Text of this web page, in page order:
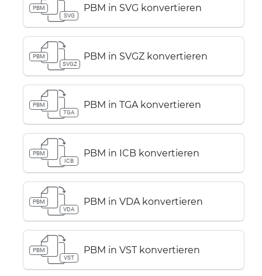
PBM
SVG
PBM in SVG konvertieren
PBM
SVGZ
PBM in SVGZ konvertieren
PBM
TGA
PBM in TGA konvertieren
PBM
ICB
PBM in ICB konvertieren
PBM
VDA
PBM in VDA konvertieren
PBM
VST
PBM in VST konvertieren